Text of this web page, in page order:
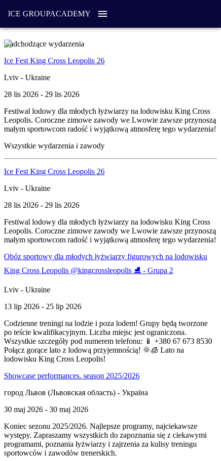
ICE GROUPACADEMY
Nadchodzące wydarzenia
Ice Fest King Cross Leopolis 26
Lviv - Ukraine
28 lis 2026 - 29 lis 2026
Festiwal lodowy dla młodych łyżwiarzy na lodowisku King Cross
Leopolis. Coroczne zimowe zawody we Lwowie zawsze przynoszą
małym sportowcom radość i wyjątkową atmosferę tego wydarzenia!
Wszystkie wydarzenia i zawody
Ice Fest King Cross Leopolis 26
Lviv - Ukraine
28 lis 2026 - 29 lis 2026
Festiwal lodowy dla młodych łyżwiarzy na lodowisku King Cross
Leopolis. Coroczne zimowe zawody we Lwowie zawsze przynoszą
małym sportowcom radość i wyjątkową atmosferę tego wydarzenia!
Obóz sportowy dla młodych łyżwiarzy figurowych na lodowisku
King Cross Leopolis @kingcrossleopolis ⛸️ - Grupa 2
Lviv - Ukraine
13 lip 2026 - 25 lip 2026
Codzienne treningi na lodzie i poza lodem! Grupy będą tworzone
po teście kwalifikacyjnym. Liczba miejsc jest ograniczona.
Wszystkie szczegóły pod numerem telefonu: 📱 +380 67 673 8530
Połącz gorące lato z lodową przyjemnością! 🌞🧊 Lato na
lodowisku King Cross Leopolis!
Showcase performances. season 2025/2026
город Львов (Львовская область) - Україна
30 maj 2026 - 30 maj 2026
Koniec sezonu 2025/2026. Najlepsze programy, najciekawsze
występy. Zapraszamy wszystkich do zapoznania się z ciekawymi
programami, poznania łyżwiarzy i zajrzenia za kulisy treningu
sportowców i zawodów trenerskich.